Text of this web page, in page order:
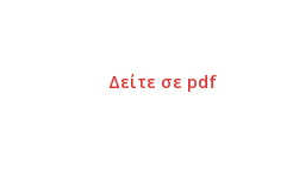
Δείτε σε pdf